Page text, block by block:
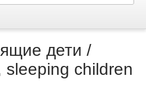
дети /
sleeping children